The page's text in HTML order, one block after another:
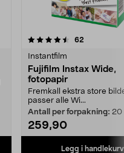
62
Instantfilm
Fujifilm Instax Wide,
fotopapir
Fremkall ekstra store
passer alle Wi...
Antall per forpakning: 20
259,90
Legg i handlekurv
5.0 av 5 stjerner